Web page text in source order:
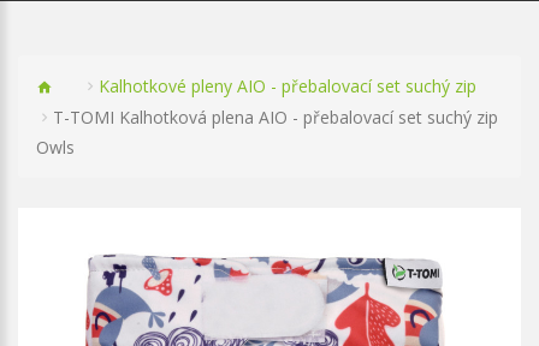
Kalhotkové pleny AIO - přebalovací set suchý zip
T-TOMI Kalhotková plena AIO - přebalovací set suchý zip
Owls